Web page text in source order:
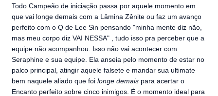
Todo Campeão de iniciação passa por aquele momento em
que vai longe demais com a Lâmina Zênite ou faz um avanço
perfeito com o Q de Lee Sin pensando "minha mente diz não,
mas meu corpo diz VAI NESSA" , tudo isso pra perceber que a
equipe não acompanhou. Isso não vai acontecer com
Seraphine e sua equipe. Ela anseia pelo momento de estar no
palco principal, atingir aquele falsete e mandar sua ultimate
bem naquele aliado que foi longe demais para acertar o
Encanto perfeito sobre cinco inimigos. É o momento ideal para